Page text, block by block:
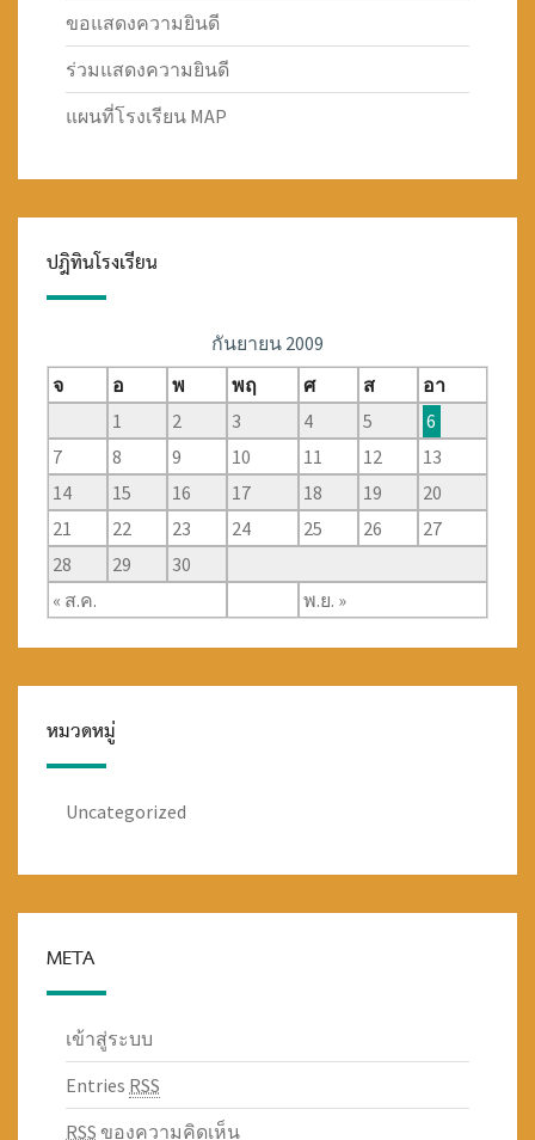
ขอแสดงความยินดี
ร่วมแสดงความยินดี
แผนที่โรงเรียน MAP
ปฎิทินโรงเรียน
กันยายน 2009
จ
อ พ พฤ ศ ส อา
« ส.ค. พ.ย. »
1 2 3 4 5
6
7
8 9 10 11 12
13
14
15 16 17 18 19
20
21
22 23 24 25 26
27
28
29 30
หมวดหมู่
Uncategorized
META
เข้าสู่ระบบ
Entries RSS
RSS ของความคิดเห็น